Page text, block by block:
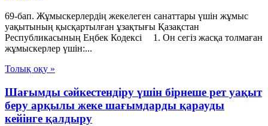
69-бап. Жұмыскерлердің жекелеген санаттары үшін жұмыс
уақытының қысқартылған ұзақтығы Қазақстан
Республикасының Еңбек Кодексі 1. Он сегіз жасқа толмаған
жұмыскерлер үшін:...
Толық оқу »
Шағымды сәйкестендіру үшін бірнеше рет уақыт
беру арқылы жеке шағымдарды қарауды
кейінге қалдыру